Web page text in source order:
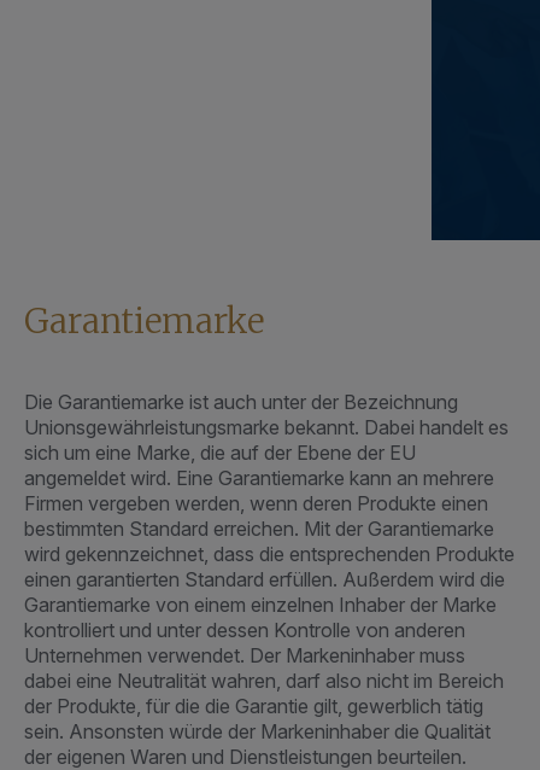
Garantiemarke
Die Garantiemarke ist auch unter der Bezeichnung
Unionsgewährleistungsmarke bekannt. Dabei handelt es
sich um eine Marke, die auf der Ebene der EU
angemeldet wird. Eine Garantiemarke kann an mehrere
Firmen vergeben werden, wenn deren Produkte einen
bestimmten Standard erreichen. Mit der Garantiemarke
wird gekennzeichnet, dass die entsprechenden Produkte
einen garantierten Standard erfüllen. Außerdem wird die
Garantiemarke von einem einzelnen Inhaber der Marke
kontrolliert und unter dessen Kontrolle von anderen
Unternehmen verwendet. Der Markeninhaber muss
dabei eine Neutralität wahren, darf also nicht im Bereich
der Produkte, für die die Garantie gilt, gewerblich tätig
sein. Ansonsten würde der Markeninhaber die Qualität
der eigenen Waren und Dienstleistungen beurteilen.